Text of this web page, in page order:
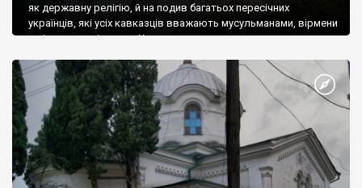
як державну релігію, й на подив багатьох пересічних
українців, які усіх кавказців вважають мусульманами, вірмени
є відданими вірянами Христа